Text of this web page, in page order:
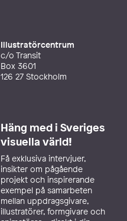
Illustratörcentrum
c/o Transit
Box 3601
126 27 Stockholm
Häng med i Sveriges
visuella värld!
Få exklusiva intervjuer,
insikter om pågående
projekt och inspirerande
exempel på samarbeten
mellan uppdragsgivare,
illustratörer, formgivare och